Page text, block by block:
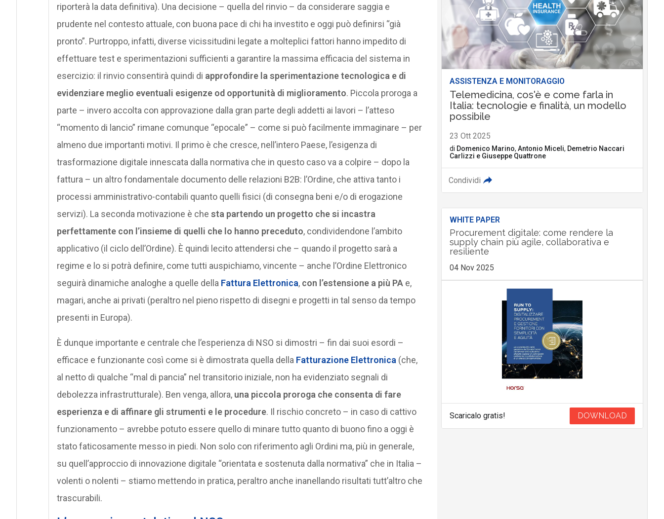
riporterà la data definitiva). Una decisione – quella del rinvio – da considerare saggia e
prudente nel contesto attuale, con buona pace di chi ha investito e oggi può definirsi “già
pronto”. Purtroppo, infatti, diverse vicissitudini legate a molteplici fattori hanno impedito di
effettuare test e sperimentazioni sufficienti a garantire la massima efficacia del sistema in
esercizio: il rinvio consentirà quindi di approfondire la sperimentazione tecnologica e di
evidenziare meglio eventuali esigenze od opportunità di miglioramento. Piccola proroga a
parte – invero accolta con approvazione dalla gran parte degli addetti ai lavori – l’atteso
“momento di lancio” rimane comunque “epocale” – come si può facilmente immaginare – per
almeno due importanti motivi. Il primo è che cresce, nell’intero Paese, l’esigenza di
trasformazione digitale innescata dalla normativa che in questo caso va a colpire – dopo la
fattura – un altro fondamentale documento delle relazioni B2B: l’Ordine, che attiva tanto i
processi amministrativo-contabili quanto quelli fisici (di consegna beni e/o di erogazione
servizi). La seconda motivazione è che sta partendo un progetto che si incastra
perfettamente con l’insieme di quelli che lo hanno preceduto, condividendone l’ambito
applicativo (il ciclo dell’Ordine). È quindi lecito attendersi che – quando il progetto sarà a
regime e lo si potrà definire, come tutti auspichiamo, vincente – anche l’Ordine Elettronico
seguirà dinamiche analoghe a quelle della Fattura Elettronica, con l’estensione a più PAe,
magari, anche ai privati (peraltro nel pieno rispetto di disegni e progetti in tal senso da tempo
presenti in Europa).
È dunque importante e centrale che l’esperienza di NSO si dimostri – fin dai suoi esordi –
efficace e funzionante così come si è dimostrata quella della Fatturazione Elettronica (che,
al netto di qualche “mal di pancia” nel transitorio iniziale, non ha evidenziato segnali di
debolezza infrastrutturale). Ben venga, allora,una piccola proroga che consenta di fare
esperienza e di affinare gli strumenti e le procedure. Il rischio concreto – in caso di cattivo
funzionamento – avrebbe potuto essere quello di minare tutto quanto di buono fino a oggi è
stato faticosamente messo in piedi. Non solo con riferimento agli Ordini ma, più in generale,
su quell’approccio di innovazione digitale “orientata e sostenuta dalla normativa” che in Italia –
volenti o nolenti – stiamo mettendo in pratica, peraltro anche inanellando risultati tutt’altro che
trascurabili.
ASSISTENZA E MONITORAGGIO
Telemedicina, cos'è e come farla in
Italia: tecnologie e finalità, un modello
possibile
23 Ott 2025
di Domenico Marino, Antonio Miceli, Demetrio Naccari
Carlizzi e Giuseppe Quattrone
Condividi
WHITE PAPER
Procurement digitale: come rendere la
supply chain più agile, collaborativa e
resiliente
04 Nov 2025
Scaricalo gratis! DOWNLOAD